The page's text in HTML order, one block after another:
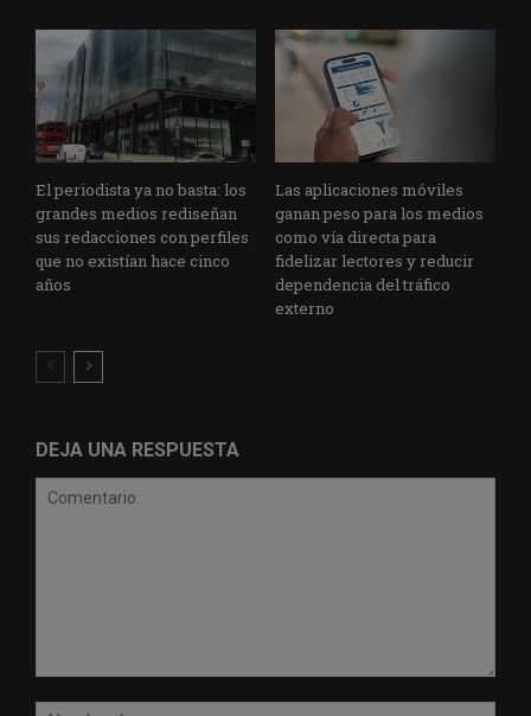
El periodista ya no basta: los
grandes medios rediseñan
sus redacciones con perfiles
que no existían hace cinco
años
Las aplicaciones móviles
ganan peso para los medios
como vía directa para
fidelizar lectores y reducir
dependencia del tráfico
externo
DEJA UNA RESPUESTA